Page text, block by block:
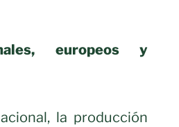
europeos y
la producción